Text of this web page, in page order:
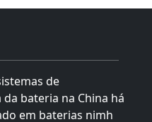
de
bateria na China há
em baterias nimh